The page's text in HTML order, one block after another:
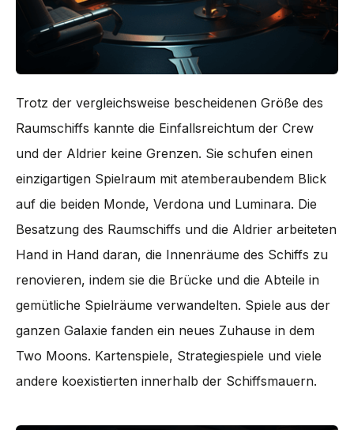
Trotz der vergleichsweise bescheidenen Größe des
Raumschiffs kannte die Einfallsreichtum der Crew
und der Aldrier keine Grenzen. Sie schufen einen
einzigartigen Spielraum mit atemberaubendem Blick
auf die beiden Monde, Verdona und Luminara. Die
Besatzung des Raumschiffs und die Aldrier arbeiteten
Hand in Hand daran, die Innenräume des Schiffs zu
renovieren, indem sie die Brücke und die Abteile in
gemütliche Spielräume verwandelten. Spiele aus der
ganzen Galaxie fanden ein neues Zuhause in dem
Two Moons. Kartenspiele, Strategiespiele und viele
andere koexistierten innerhalb der Schiffsmauern.